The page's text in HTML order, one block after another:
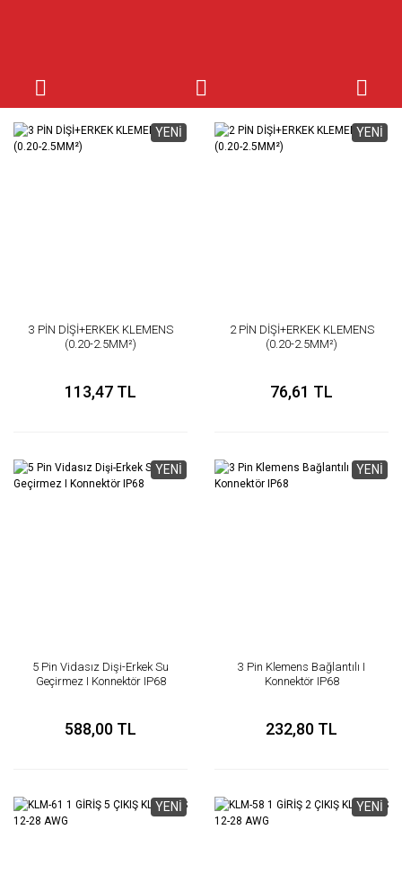
YENİ
3 PİN DİŞİ+ERKEK KLEMENS
(0.20-2.5MM²)
113,47 TL
YENİ
2 PİN DİŞİ+ERKEK KLEMENS
(0.20-2.5MM²)
76,61 TL
YENİ
5 Pin Vidasız Dişi-Erkek Su
Geçirmez I Konnektör IP68
588,00 TL
YENİ
3 Pin Klemens Bağlantılı I
Konnektör IP68
232,80 TL
YENİ YENİ